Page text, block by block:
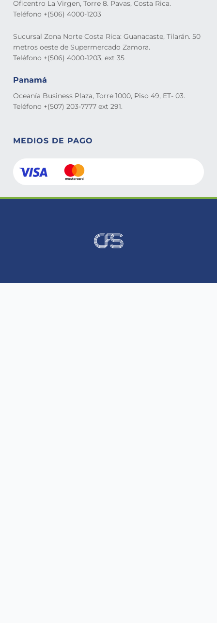
Oficentro La Virgen, Torre 8. Pavas, Costa Rica.
Teléfono +(506) 4000-1203
Sucursal Zona Norte Costa Rica: Guanacaste, Tilarán. 50
metros oeste de Supermercado Zamora.
Teléfono +(506) 4000-1203, ext 35
Panamá
Oceanía Business Plaza, Torre 1000, Piso 49, ET- 03.
Teléfono +(507) 203-7777 ext 291.
MEDIOS DE PAGO